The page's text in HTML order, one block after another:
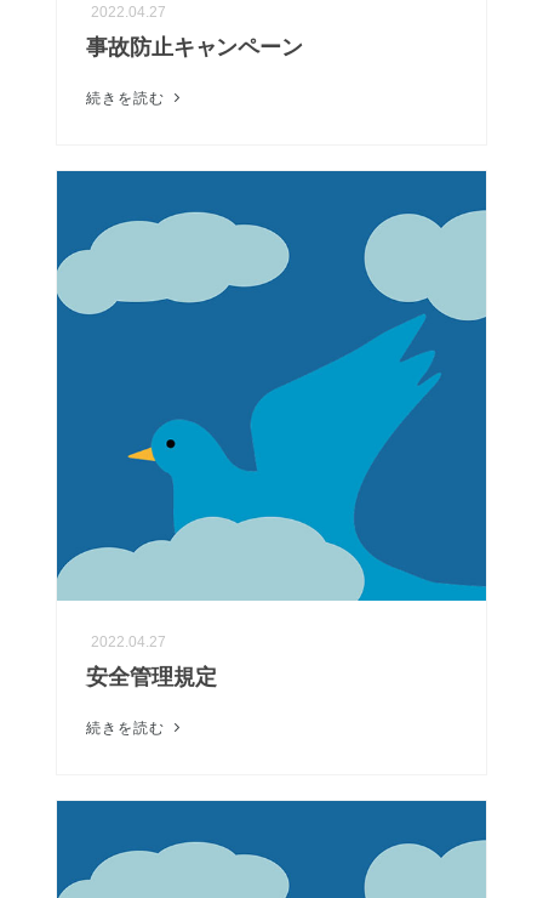
2022.04.27
事故防止キャンペーン
続きを読む
2022.04.27
安全管理規定
続きを読む